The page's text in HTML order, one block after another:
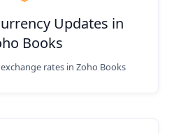
Updates in
Books
rates in Zoho Books.